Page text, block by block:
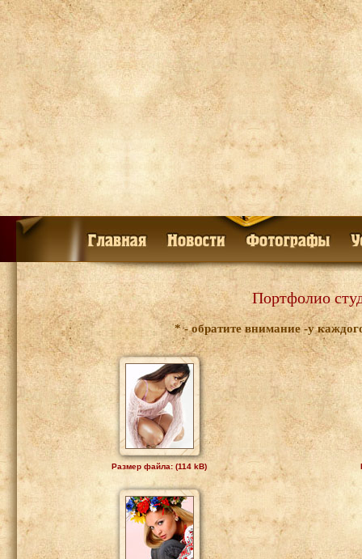
Портфолио
* - обратите внимание -у
Размер файла: (114 kB)